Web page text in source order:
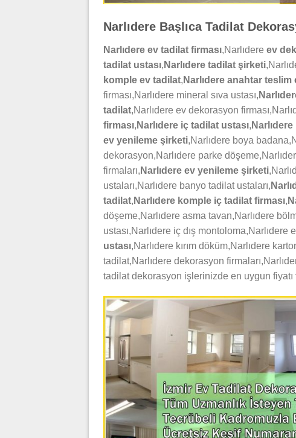
Narlıdere Başlıca Tadilat
Narlıdere ev tadilat firması,Narlıdere ev
tadilat ustası, Narlıdere tadilat şirketi
komple ev tadilat, Narlıdere anahtar teslim
firması,Narlıdere mineral sıva ustası,
tadilat,Narlıdere ev dekorasyon
firması, Narlıdere iç tadilat ustası, Narlıdere
ev yenileme şirketi,Narlıdere boya
dekorasyon,Narlıdere parke
firmaları, Narlıdere ev yenileme şirketi
ustaları,Narlıdere banyo tadilat ustaları,
tadilat, Narlıdere komple iç tadilat firması,
döşeme,Narlıdere asma tavan,Narlıdere
ustası,Narlıdere iç dış
ustası,Narlıdere kırım döküm,Narlıdere
tadilat,Narlıdere dekorasyon
tadilat dekorasyon işlerinizde en uygun